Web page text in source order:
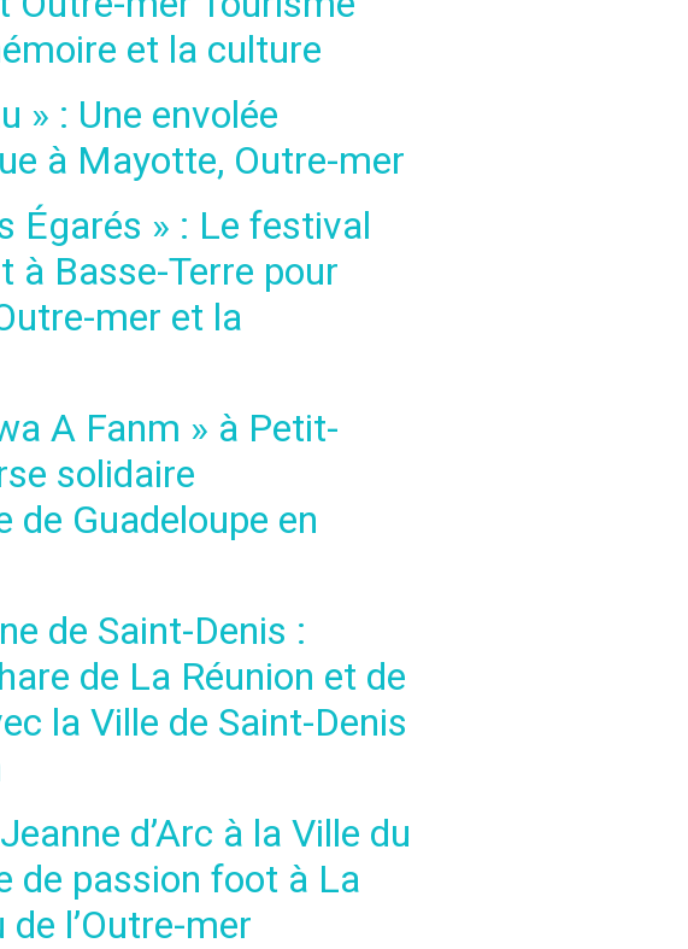
et la culture
» : Une envolée
à Mayotte, Outre-mer
Égarés » : Le festival
à Basse-Terre pour
mer et la
A Fanm » à Petit-
solidaire
de Guadeloupe en
de Saint-Denis :
de La Réunion et de
la Ville de Saint-Denis
d’Arc à la Ville du
de passion foot à La
de l’Outre-mer